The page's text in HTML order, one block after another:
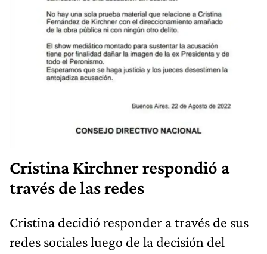
Cristina Kirchner respondió a
través de las redes
Cristina decidió responder a través de sus
redes sociales luego de la decisión del